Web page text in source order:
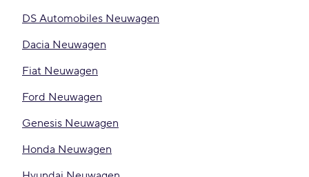
DS Automobiles Neuwagen
Dacia Neuwagen
Fiat Neuwagen
Ford Neuwagen
Genesis Neuwagen
Honda Neuwagen